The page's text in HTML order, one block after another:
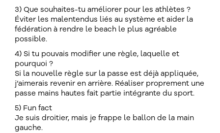
3) Que souhaites-tu améliorer pour les athlètes ?
Éviter les malentendus liés au système et aider la
fédération à rendre le beach le plus agréable
possible.
4) Si tu pouvais modifier une règle, laquelle et
pourquoi ?
Si la nouvelle règle sur la passe est déjà appliquée,
j’aimerais revenir en arrière. Réaliser proprement une
passe mains hautes fait partie intégrante du sport.
5) Fun fact
Je suis droitier, mais je frappe le ballon de la main
gauche.